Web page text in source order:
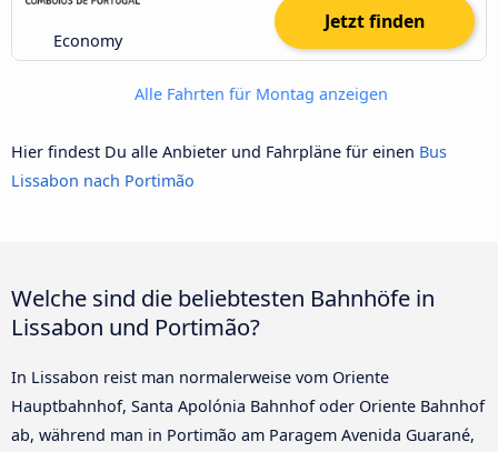
Economy
Jetzt finden
Alle Fahrten für Montag anzeigen
Hier findest Du alle Anbieter und Fahrpläne für einen Bus
Lissabon nach Portimão
Welche sind die beliebtesten Bahnhöfe in
Lissabon und Portimão?
In Lissabon reist man normalerweise vom Oriente
Hauptbahnhof, Santa Apolónia Bahnhof oder Oriente Bahnhof
ab, während man in Portimão am Paragem Avenida Guarané,